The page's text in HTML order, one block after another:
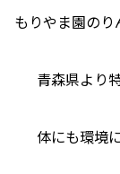
もりやま園の
青森県より
体にも環境